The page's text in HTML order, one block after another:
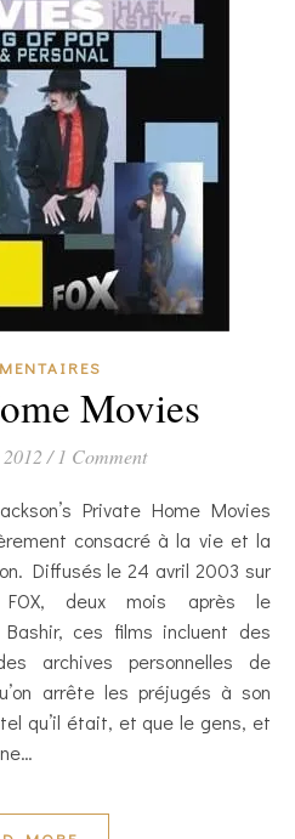
Movies
/ 1 Comment
consacré à la vie et la
Diffusés le 24 avril 2003 sur
deux mois après le
ces films incluent des
archives personnelles de
arrête les préjugés à son
qu’il était, et que le gens, et